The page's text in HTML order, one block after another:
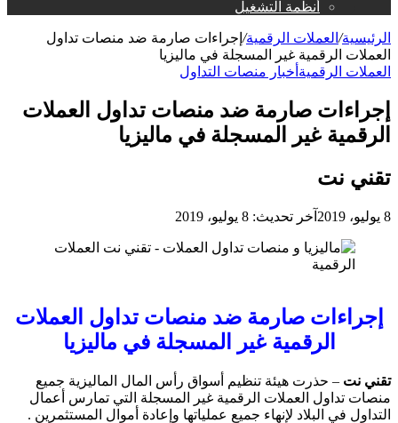
أنظمة التشغيل
الرئيسية/ العملات الرقمية/ إجراءات صارمة ضد منصات تداول
العملات الرقمية غير المسجلة في ماليزيا
العملات الرقمية أخبار منصات التداول
إجراءات صارمة ضد منصات تداول العملات
الرقمية غير المسجلة في ماليزيا
تقني نت
8 يوليو، 2019 آخر تحديث: 8 يوليو، 2019
إجراءات صارمة ضد منصات تداول العملات
الرقمية غير المسجلة في ماليزيا
تقني نت – حذرت هيئة تنظيم أسواق رأس المال الماليزية جميع
منصات تداول العملات الرقمية غير المسجلة التي تمارس أعمال
التداول في البلاد لإنهاء جميع عملياتها وإعادة أموال المستثمرين .